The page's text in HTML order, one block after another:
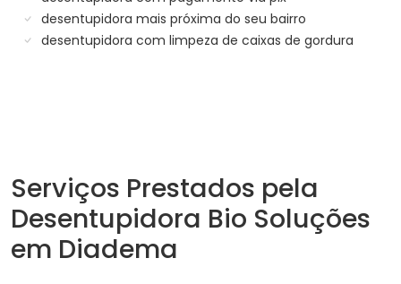
desentupidora mais próxima do seu bairro
desentupidora com limpeza de caixas de gordura
Serviços Prestados pela
Desentupidora Bio Soluções
em Diadema